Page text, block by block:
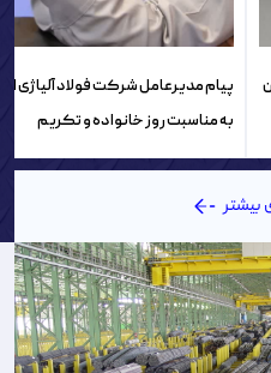
پیام مدیرعامل شرکت فولاد آلیاژی
به مناسبت روز خانواده و تکریم
بازنشستگان
بیشتر